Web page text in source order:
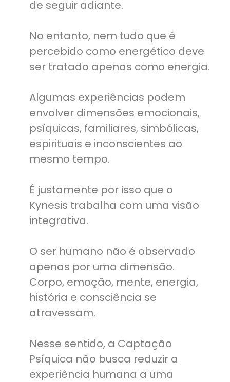
de seguir adiante.
No entanto, nem tudo que é
percebido como energético deve
ser tratado apenas como energia.
Algumas experiências podem
envolver dimensões emocionais,
psíquicas, familiares, simbólicas,
espirituais e inconscientes ao
mesmo tempo.
É justamente por isso que o
Kynesis trabalha com uma visão
integrativa.
O ser humano não é observado
apenas por uma dimensão.
Corpo, emoção, mente, energia,
história e consciência se
atravessam.
Nesse sentido, a Captação
Psíquica não busca reduzir a
experiência humana a uma